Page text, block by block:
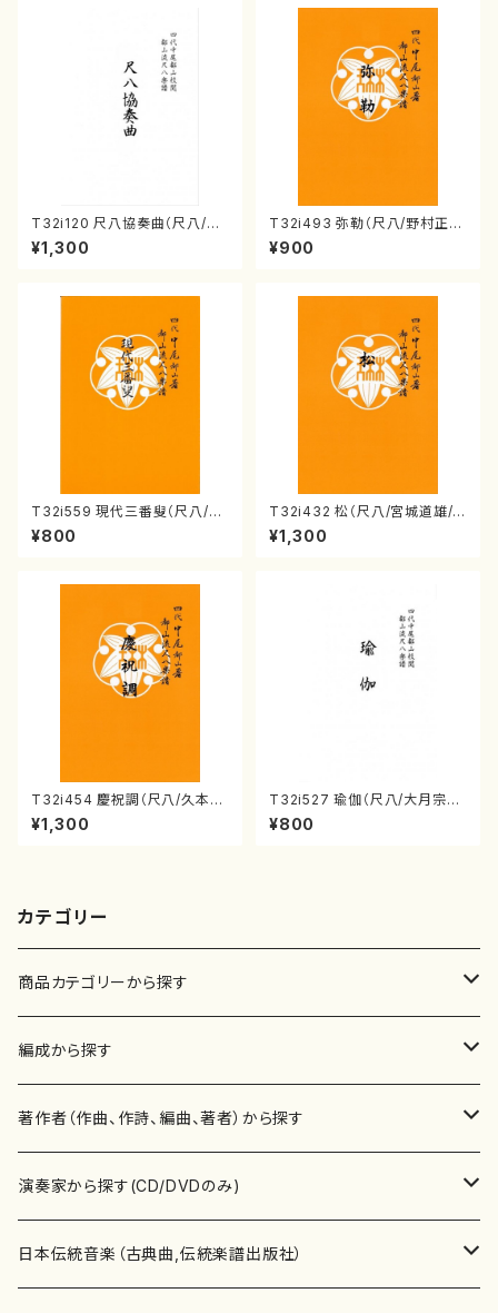
T32i120 尺八協奏曲（尺八/二
代 山本邦山/尺八/都山式譜）都
山流公刊楽譜曲番:569
¥1,300
T32i493 弥勒（尺八/野村正
峰/楽譜）都山流公刊楽譜曲番:2
202
¥900
T32i559 現代三番叟（尺八/杵
屋正邦/楽譜）都山流公刊楽譜曲
番:2269
¥800
T32i432 松（尺八/宮城道雄/
楽譜）都山流公刊楽譜曲番:213
8
¥1,300
T32i454 慶祝調（尺八/久本玄
智/楽譜）都山流公刊楽譜曲番:2
161
¥1,300
T32i527 瑜伽（尺八/大月宗明/
楽譜）都山流公刊楽譜曲番:223
6
¥800
カテゴリー
商品カテゴリーから探す
楽譜
書籍
書籍
テキストブック
CD・DVD
チケット
編成から探す
邦楽器
箏・琴（ソロ）
箏・琴（合奏）
合唱
混声合唱
歌・声
著作者（作曲、作詩、編曲、著者）から探す
あ行
青木省三(アオキ ショウゾウ)
か行
演奏家から探す(CD/DVDのみ)
邦楽（箏、三味線、尺八等）演奏家
日本伝統音楽（古典曲,伝統楽譜出版社）